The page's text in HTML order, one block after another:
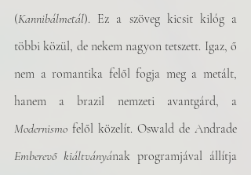
(Kannibálmetál). Ez a szöveg kicsit kilóg a
többi közül, de nekem nagyon tetszett. Igaz, ő
nem a romantika felől fogja meg a metált,
Modernismo
Emberevő kiáltványának programjával állítja